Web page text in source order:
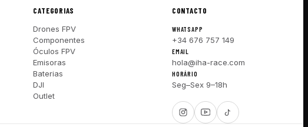
CATEGORIAS
Drones FPV
Componentes
Óculos FPV
Emisoras
Baterias
DJI
Outlet
CONTACTO
WHATSAPP
+34 676 757 149
EMAIL
hola@iha-race.com
HORÁRIO
Seg–Sex 9–18h